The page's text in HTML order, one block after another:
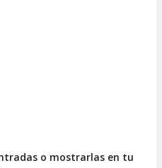
o mostrarlas en tu